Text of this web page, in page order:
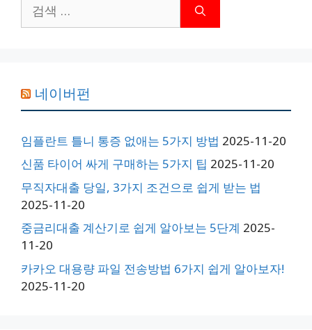
색:
네이버펀
임플란트 틀니 통증 없애는 5가지 방법 2025-11-20
신품 타이어 싸게 구매하는 5가지 팁 2025-11-20
무직자대출 당일, 3가지 조건으로 쉽게 받는 법
2025-11-20
중금리대출 계산기로 쉽게 알아보는 5단계 2025-
11-20
카카오 대용량 파일 전송방법 6가지 쉽게 알아보자!
2025-11-20